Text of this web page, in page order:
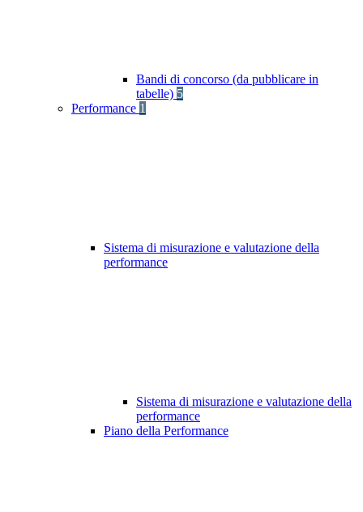
Bandi di concorso (da pubblicare in
tabelle) 5
Performance 1
Sistema di misurazione e valutazione della
performance
Sistema di misurazione e valutazione della
performance
Piano della Performance